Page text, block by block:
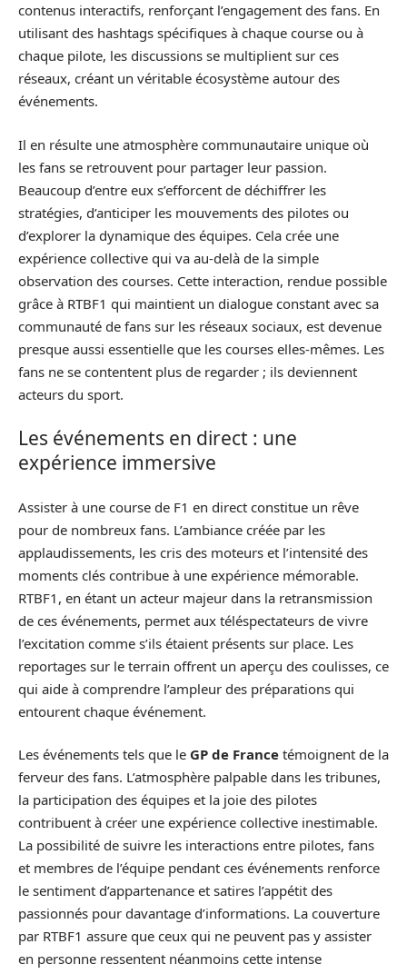
contenus interactifs, renforçant l’engagement des fans. En
utilisant des hashtags spécifiques à chaque course ou à
chaque pilote, les discussions se multiplient sur ces
réseaux, créant un véritable écosystème autour des
événements.
Il en résulte une atmosphère communautaire unique où
les fans se retrouvent pour partager leur passion.
Beaucoup d’entre eux s’efforcent de déchiffrer les
stratégies, d’anticiper les mouvements des pilotes ou
d’explorer la dynamique des équipes. Cela crée une
expérience collective qui va au-delà de la simple
observation des courses. Cette interaction, rendue possible
grâce à RTBF1 qui maintient un dialogue constant avec sa
communauté de fans sur les réseaux sociaux, est devenue
presque aussi essentielle que les courses elles-mêmes. Les
fans ne se contentent plus de regarder ; ils deviennent
acteurs du sport.
Les événements en direct : une
expérience immersive
Assister à une course de F1 en direct constitue un rêve
pour de nombreux fans. L’ambiance créée par les
applaudissements, les cris des moteurs et l’intensité des
moments clés contribue à une expérience mémorable.
RTBF1, en étant un acteur majeur dans la retransmission
de ces événements, permet aux téléspectateurs de vivre
l’excitation comme s’ils étaient présents sur place. Les
reportages sur le terrain offrent un aperçu des coulisses, ce
qui aide à comprendre l’ampleur des préparations qui
entourent chaque événement.
Les événements tels que le GP de France témoignent de la
ferveur des fans. L’atmosphère palpable dans les tribunes,
la participation des équipes et la joie des pilotes
contribuent à créer une expérience collective inestimable.
La possibilité de suivre les interactions entre pilotes, fans
et membres de l’équipe pendant ces événements renforce
le sentiment d’appartenance et satires l’appétit des
passionnés pour davantage d’informations. La couverture
par RTBF1 assure que ceux qui ne peuvent pas y assister
en personne ressentent néanmoins cette intense